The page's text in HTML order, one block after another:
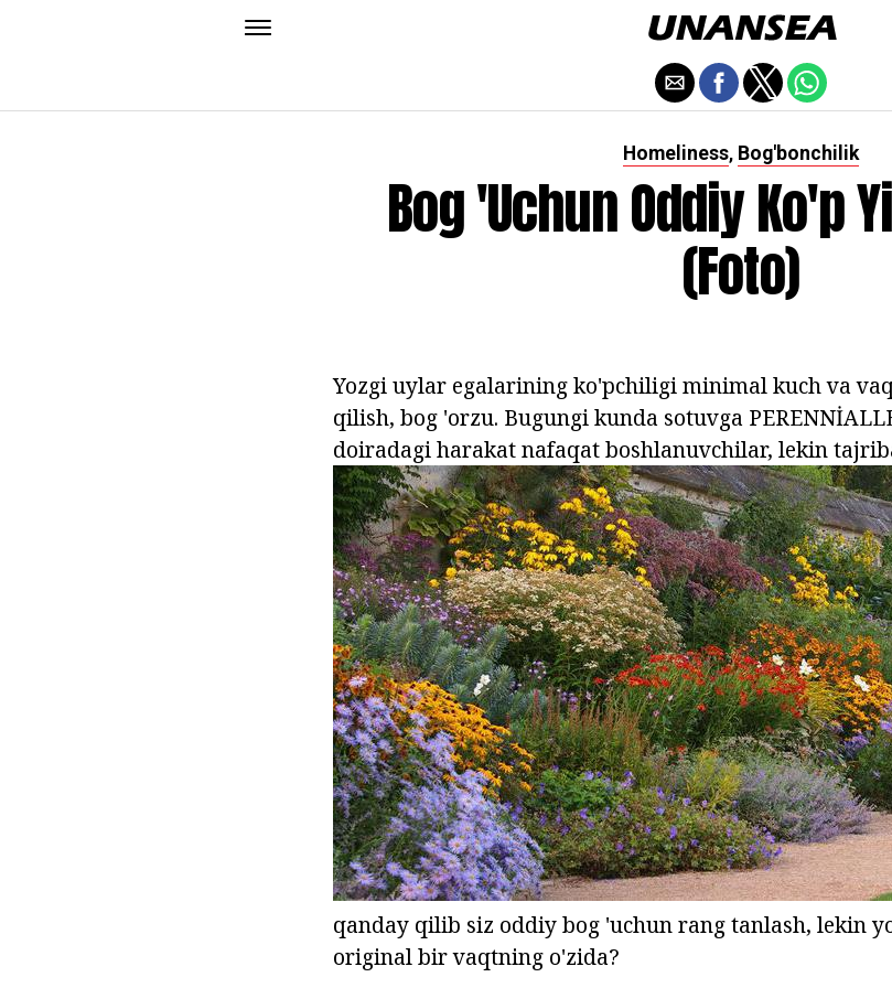
Homeliness, Bog'bonchilik
Bog 'uchun Oddiy Ko'p
(foto)
Yozgi uylar egalarining ko'pchiligi minimal kuch va
qilish, bog 'orzu. Bugungi kunda sotuvga
doiradagi harakat nafaqat boshlanuvchilar, lekin
qanday qilib siz oddiy bog 'uchun rang tanlash, lekin
original bir vaqtning o'zida?